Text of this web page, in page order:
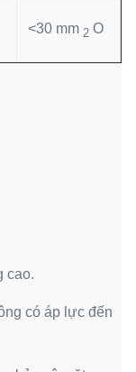
<30 mm 2 O
cao.
có áp lực đến